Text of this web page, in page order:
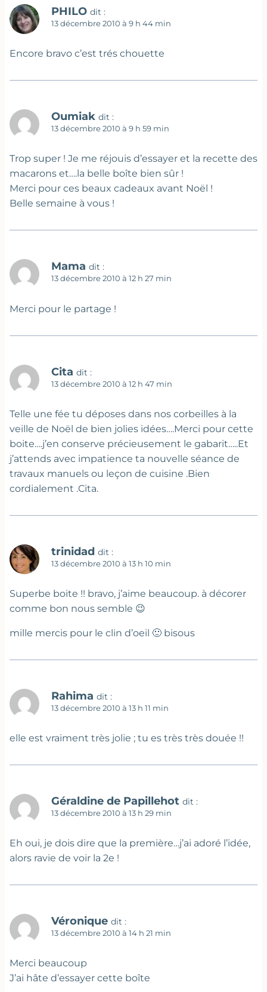
PHILO dit :
13 décembre 2010 à 9 h 44 min
Encore bravo c’est trés chouette
Oumiak dit :
13 décembre 2010 à 9 h 59 min
Trop super ! Je me réjouis d’essayer et la recette des
macarons et….la belle boîte bien sûr !
Merci pour ces beaux cadeaux avant Noël !
Belle semaine à vous !
Mama dit :
13 décembre 2010 à 12 h 27 min
Merci pour le partage !
Cita dit :
13 décembre 2010 à 12 h 47 min
Telle une fée tu déposes dans nos corbeilles à la
veille de Noël de bien jolies idées….Merci pour cette
boite….j’en conserve précieusement le gabarit…..Et
j’attends avec impatience ta nouvelle séance de
travaux manuels ou leçon de cuisine .Bien
cordialement .Cita.
trinidad dit :
13 décembre 2010 à 13 h 10 min
Superbe boite !! bravo, j’aime beaucoup. à décorer
comme bon nous semble 😉
mille mercis pour le clin d’oeil 🙂 bisous
Rahima dit :
13 décembre 2010 à 13 h 11 min
elle est vraiment très jolie ; tu es très très douée !!
Géraldine de Papillehot dit :
13 décembre 2010 à 13 h 29 min
Eh oui, je dois dire que la première…j’ai adoré l’idée,
alors ravie de voir la 2e !
Véronique dit :
13 décembre 2010 à 14 h 21 min
Merci beaucoup
J’ai hâte d’essayer cette boîte